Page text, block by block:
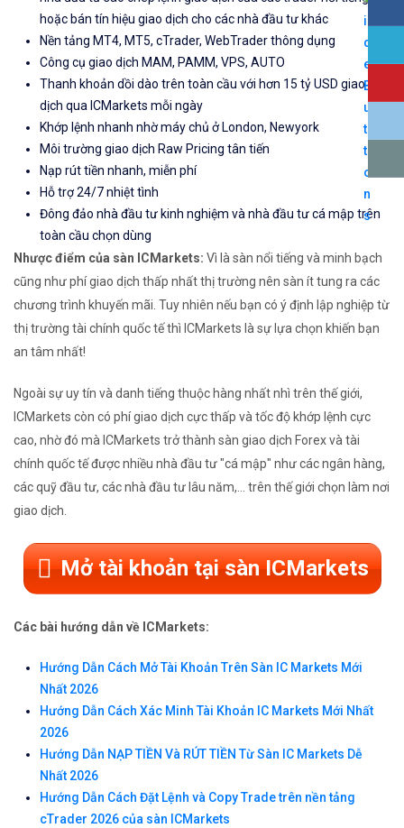
hoặc bán tín hiệu giao dịch cho các nhà đầu tư khác
Nền tảng MT4, MT5, cTrader, WebTrader thông dụng
Công cụ giao dịch MAM, PAMM, VPS, AUTO
Thanh khoản dồi dào trên toàn cầu với hơn 15 tỷ USD giao
dịch qua ICMarkets mỗi ngày
Khớp lệnh nhanh nhờ máy chủ ở London, Newyork
Môi trường giao dịch Raw Pricing tân tiến
Nạp rút tiền nhanh, miễn phí
Hỗ trợ 24/7 nhiệt tình
Đông đảo nhà đầu tư kinh nghiệm và nhà đầu tư cá mập trên
toàn cầu chọn dùng
Nhược điểm của sàn ICMarkets: Vì là sàn nổi tiếng và minh bạch
cũng như phí giao dịch thấp nhất thị trường nên sàn ít tung ra các
chương trình khuyến mãi. Tuy nhiên nếu bạn có ý định lập nghiệp từ
thị trường tài chính quốc tế thì ICMarkets là sự lựa chọn khiến bạn
an tâm nhất!
Ngoài sự uy tín và danh tiếng thuộc hàng nhất nhì trên thế giới,
ICMarkets còn có phí giao dịch cực thấp và tốc độ khớp lệnh cực
cao, nhờ đó mà ICMarkets trở thành sàn giao dịch Forex và tài
chính quốc tế được nhiều nhà đầu tư "cá mập" như các ngân hàng,
các quỹ đầu tư, các nhà đầu tư lâu năm,... trên thế giới chọn làm nơi
giao dịch.
Mở tài khoản tại sàn ICMarkets
Các bài hướng dẫn về ICMarkets:
Hướng Dẫn Cách Mở Tài Khoản Trên Sàn IC Markets Mới
Nhất 2026
Hướng Dẫn Cách Xác Minh Tài Khoản IC Markets Mới Nhất
2026
Hướng Dẫn NẠP TIỀN Và RÚT TIỀN Từ Sàn IC Markets Dễ
Nhất 2026
Hướng Dẫn Cách Đặt Lệnh và Copy Trade trên nền tảng
cTrader 2026 của sàn ICMarkets